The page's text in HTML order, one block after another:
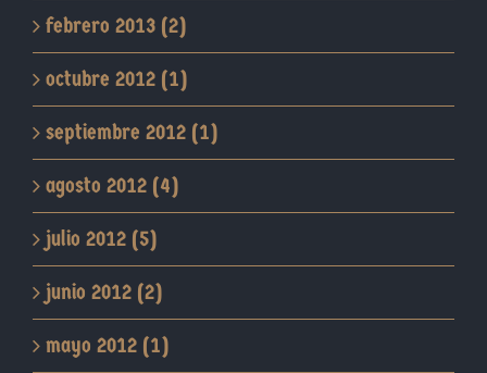
febrero 2013 (2)
octubre 2012 (1)
septiembre 2012 (1)
agosto 2012 (4)
julio 2012 (5)
junio 2012 (2)
mayo 2012 (1)